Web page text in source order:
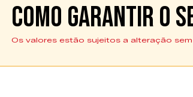
Como garantir o
Os valores estão sujeitos a alteração
Se inscreva aqui